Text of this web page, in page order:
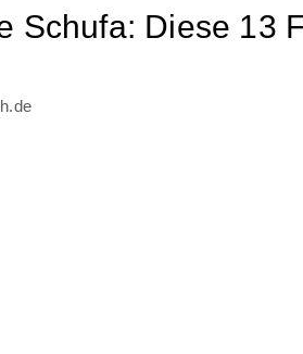
Schufa: Diese 13